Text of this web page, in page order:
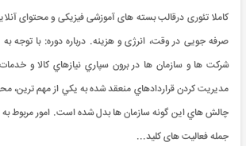
کاملا تئوری درقالب بسته های آموزشی فیزیکی و محتوای
صرفه جویی در وقت، انرژی و هزینه. درباره دوره: با توجه به
شرکت ها و سازمان ها در برون سپاري نيازهاي کالا و
مديريت کردن قراردادهاي منعقد شده به يکي از مهم
چالش هاي اين گونه سازمان ها بدل شده است. امور مربوط به
جمله فعالیت های کلید...